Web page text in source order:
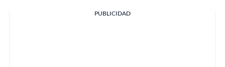
PUBLICIDAD